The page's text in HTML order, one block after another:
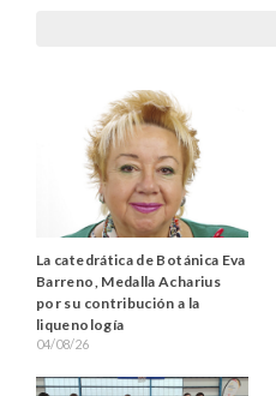
La catedrática de Botánica Eva
Barreno, Medalla Acharius
por su contribución a la
liquenología
04/08/26